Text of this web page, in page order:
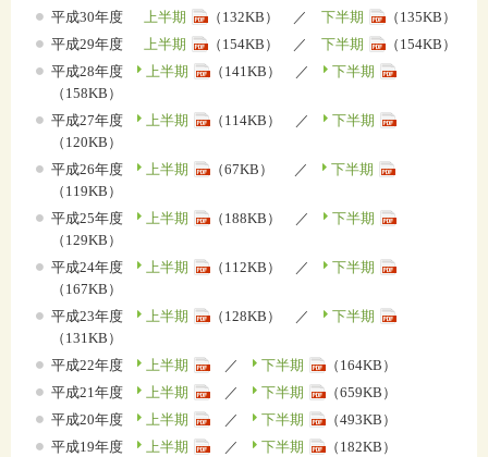
平成30年度 上半期 （132KB） ／ 下半期
（135KB）
平成29年度 上半期 （154KB） ／ 下半期
（154KB）
平成28年度
上半期 （141KB） ／
下半期
（158KB）
平成27年度
上半期 （114KB） ／
下半期
（120KB）
平成26年度
上半期 （67KB） ／
下半期
（119KB）
平成25年度
上半期 （188KB） ／
下半期
（129KB）
平成24年度
上半期 （112KB） ／
下半期
（167KB）
平成23年度
上半期 （128KB） ／
下半期
（131KB）
平成22年度
上半期 ／ 下半期
（164KB）
平成21年度
上半期 ／ 下半期
（659KB）
平成20年度
上半期 ／ 下半期
（493KB）
平成19年度
上半期 ／ 下半期 （182KB）